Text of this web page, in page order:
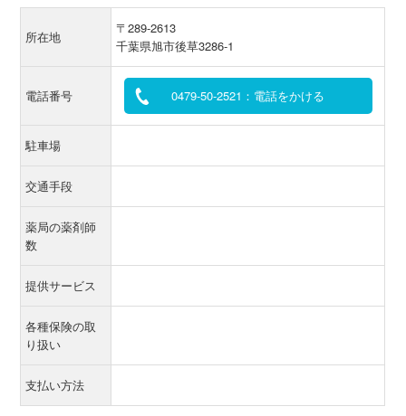
所在地
〒289-2613
千葉県旭市後草3286-1
電話番号 0479-50-2521：電話をかける
駐車場
交通手段
薬局の薬剤師
数
提供サービス
各種保険の取
り扱い
支払い方法